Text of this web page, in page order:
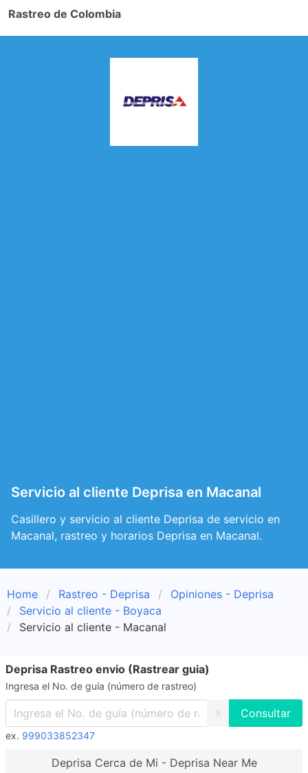
Rastreo de Colombia
Servicio al cliente Deprisa en Macanal
Casillero y servicio al cliente Deprisa de servicio en
Macanal, rastreo y horarios Deprisa en Macanal.
Home Rastreo - Deprisa
Opiniones - Deprisa
Servicio al cliente - Boyaca
Servicio al cliente - Macanal
Deprisa Rastreo envio (Rastrear guia)
Ingresa el No. de guía (número de rastreo)
X
ex. 999033852347
Deprisa Cerca de Mi - Deprisa Near Me